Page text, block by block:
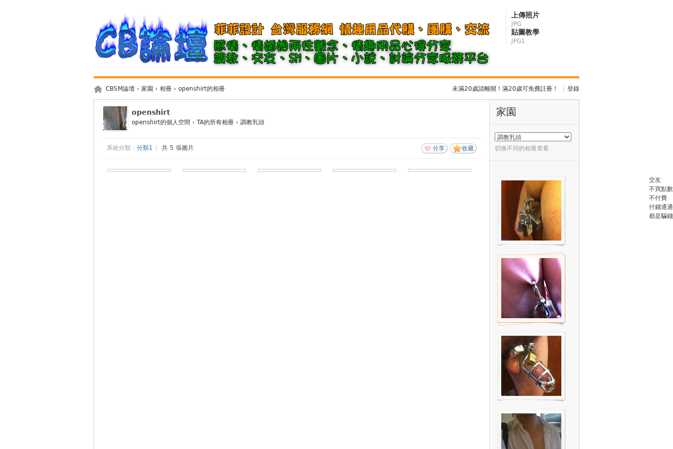
上傳照片
JPG
貼圖教學
JPG1
未滿20歲請離開！滿20歲可免費註冊！ 登錄
CBSM論壇 › 家園 › 相冊 › openshirt的相冊
openshirt
openshirt的個人空間 › TA的所有相冊 › 調教乳頭
收藏
分享
系統分類： 分類1 共 5 張圖片
家園
切換不同的相冊查看
交友
不買點數
不付費
付錢通通
都是騙錢